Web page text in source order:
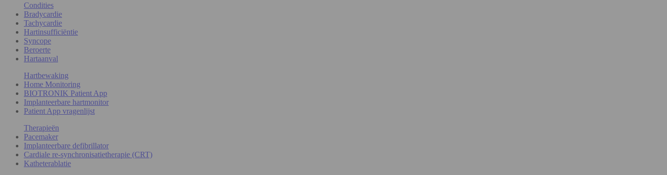
Condities
Bradycardie
Tachycardie
Hartinsufficiëntie
Syncope
Beroerte
Hartaanval
Hartbewaking
Home Monitoring
BIOTRONIK Patient App
Implanteerbare hartmonitor
Patient App vragenlijst
Therapieën
Pacemaker
Implanteerbare defibrillator
Cardiale re-synchronisatietherapie (CRT)
Katheterablatie